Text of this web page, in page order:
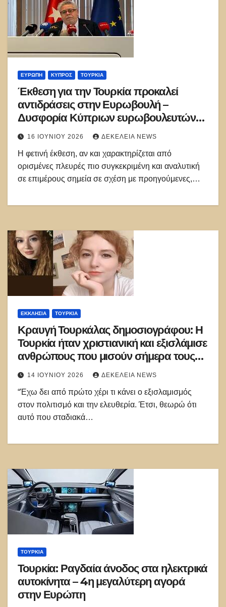
ΕΥΡΏΠΗ ΚΎΠΡΟΣ ΤΟΥΡΚΊΑ
Έκθεση για την Τουρκία προκαλεί
αντιδράσεις στην Ευρωβουλή –
Δυσφορία Κύπριων ευρωβουλευτών
για τις αναφορές περί «στρατηγικού
εταίρου»
16 ΙΟΥΝΊΟΥ 2026 ΔΕΚΈΛΕΙΑ NEWS
Η φετινή έκθεση, αν και χαρακτηρίζεται από
ορισμένες πλευρές πιο συγκεκριμένη και αναλυτική
σε επιμέρους σημεία σε σχέση με προηγούμενες,…
ΕΚΚΛΗΣΊΑ ΤΟΥΡΚΊΑ
Κραυγή Τουρκάλας δημοσιογράφου: Η
Τουρκία ήταν χριστιανική και εξισλάμισε
ανθρώπους που μισούν σήμερα τους
Ορθόδοξους Έλληνες
14 ΙΟΥΝΊΟΥ 2026 ΔΕΚΈΛΕΙΑ NEWS
“Έχω δει από πρώτο χέρι τι κάνει ο εξισλαμισμός
στον πολιτισμό και την ελευθερία. Έτσι, θεωρώ ότι
αυτό που σταδιακά…
ΤΟΥΡΚΊΑ
Τουρκία: Ραγδαία άνοδος στα ηλεκτρικά
αυτοκίνητα – 4η μεγαλύτερη αγορά
στην Ευρώπη